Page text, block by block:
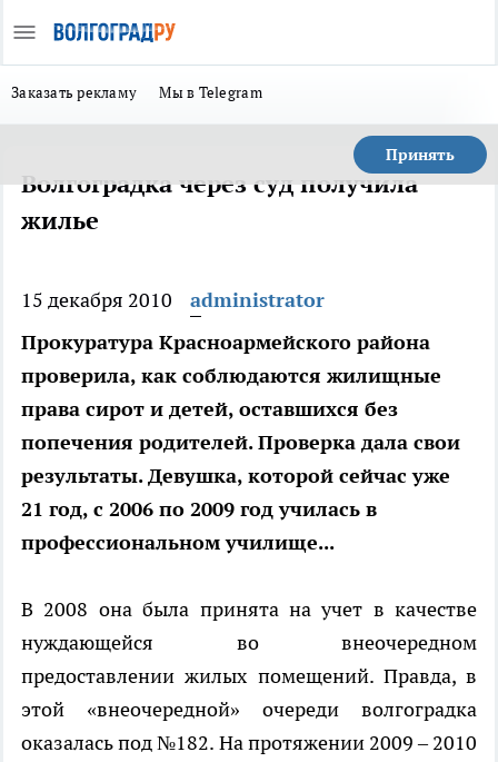
Заказать рекламу Мы в Telegram
Принять
Волгоградка через суд получила
жилье
15 декабря 2010
administrator
Прокуратура Красноармейского района
проверила, как соблюдаются жилищные
права сирот и детей, оставшихся без
попечения родителей. Проверка дала свои
результаты. Девушка, которой сейчас уже
21 год, с 2006 по 2009 год училась в
профессиональном училище...
В 2008 она была принята на учет в качестве
нуждающейся во внеочередном
предоставлении жилых помещений. Правда, в
этой «внеочередной» очереди волгоградка
оказалась под №182. На протяжении 2009 – 2010